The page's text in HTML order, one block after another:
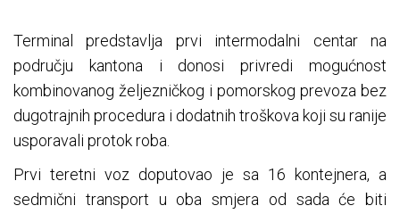
Terminal predstavlja prvi intermodalni centar na
području kantona i donosi privredi mogućnost
kombinovanog željezničkog i pomorskog prevoza bez
dugotrajnih procedura i dodatnih troškova koji su ranije
usporavali protok roba.
Prvi teretni voz doputovao je sa 16 kontejnera, a
sedmični transport u oba smjera od sada će biti